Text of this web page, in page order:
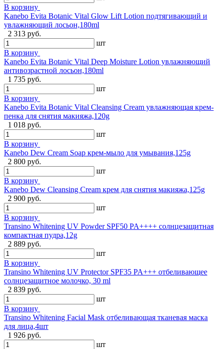
В корзину
Kanebo Evita Botanic Vital Glow Lift Lotion подтягивающий и
увлажняющий лосьон,180ml
2 313 руб.
шт
В корзину
Kanebo Evita Botanic Vital Deep Moisture Lotion увлажняющий
антивозрастной лосьон,180ml
1 735 руб.
шт
В корзину
Kanebo Evita Botanic Vital Cleansing Cream увлажняющая крем-
пенка для снятия макияжа,120g
1 018 руб.
шт
В корзину
Kanebo Dew Cream Soap крем-мыло для умывания,125g
2 800 руб.
шт
В корзину
Kanebo Dew Cleansing Cream крем для снятия макияжа,125g
2 900 руб.
шт
В корзину
Transino Whitening UV Powder SPF50 PA++++ солнцезащитная
компактная пудра,12g
2 889 руб.
шт
В корзину
Transino Whitening UV Protector SPF35 PA+++ отбеливающее
солнцезащитное молочко, 30 ml
2 839 руб.
шт
В корзину
Transino Whitening Facial Mask отбеливающая тканевая маска
для лица,4шт
1 926 руб.
шт